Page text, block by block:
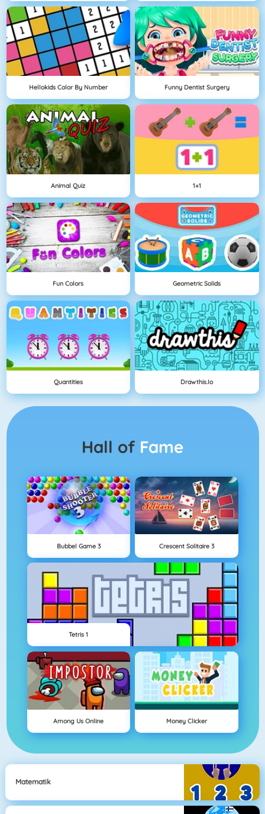
Hellokids Color By Number Funny Dentist Surgery
Animal Quiz 1+1
Fun Colors Geometric Solids
Quantities Drawthis.io
Hall of Fame
Bubbel Game 3 Crescent Solitaire 3
Tetris 1
Among Us Online Money Clicker
Matematik